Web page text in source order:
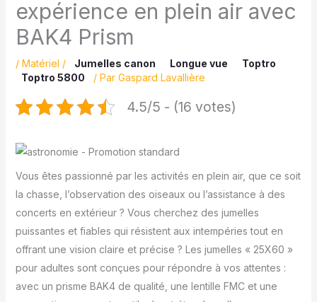
expérience en plein air avec
BAK4 Prism
/ Matériel / Jumelles canon Longue vue
Toptro
Toptro 5800
/ Par Gaspard Lavallière
4.5/5 - (16 votes)
Vous êtes passionné par les activités en plein air, que ce soit
la chasse, l’observation des oiseaux ou l’assistance à des
concerts en extérieur ? Vous cherchez des jumelles
puissantes et fiables qui résistent aux intempéries tout en
offrant une vision claire et précise ? Les jumelles « 25X60 »
pour adultes sont conçues pour répondre à vos attentes :
avec un prisme BAK4 de qualité, une lentille FMC et une